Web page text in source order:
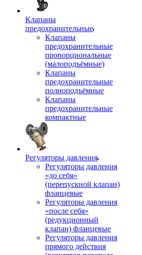
Клапаны
предохранительные
Клапаны
предохранительные
пропорциональные
(малоподъёмные)
Клапаны
предохранительные
полноподъёмные
Клапаны
предохранительные
компактные
Регуляторы давления
Регуляторы давления
«до себя»
(перепускной клапан)
фланцевые
Регуляторы давления
«после себя»
(редукционный
клапан) фланцевые
Регуляторы давления
прямого действия